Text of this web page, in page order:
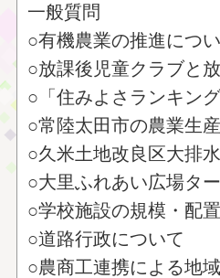
一般質問
○有機農業の推進につ
○放課後児童クラブと
○「住みよさランキン
○常陸太田市の農業生
○久米土地改良区大排
○大里ふれあい広場タ
○学校施設の規模・配
○道路行政について
○農商工連携による地